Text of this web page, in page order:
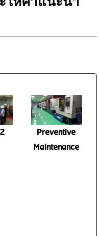
Preventive
Maintenance